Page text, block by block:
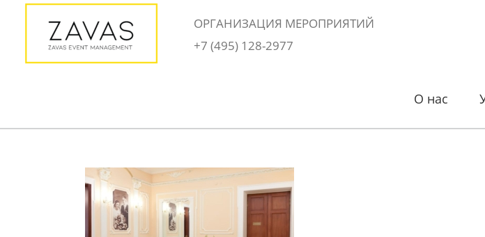
ОРГАНИЗАЦИЯ МЕРОПРИЯТИЙ
+7 (495) 128-2977
О нас